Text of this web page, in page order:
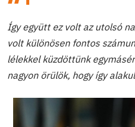
Így együtt ez volt az utolsó
volt különösen fontos
lélekkel küzdöttünk
nagyon örülök, hogy így